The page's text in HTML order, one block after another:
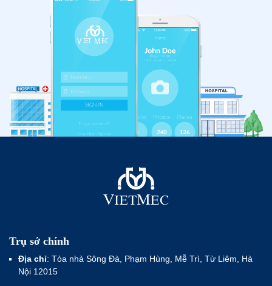
Trụ sở chính
Địa chỉ: Tòa nhà Sông Đà, Phạm Hùng, Mễ Trì, Từ Liêm, Hà
Nội 12015